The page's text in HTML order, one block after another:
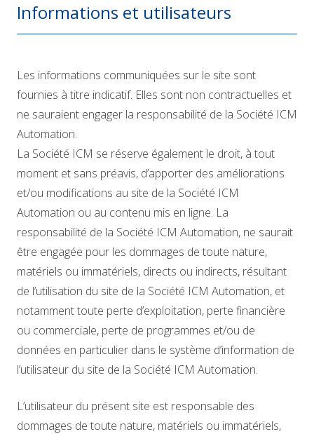
Informations et utilisateurs
Les informations communiquées sur le site sont
fournies à titre indicatif. Elles sont non contractuelles et
ne sauraient engager la responsabilité de la Société ICM
Automation.
La Société ICM se réserve également le droit, à tout
moment et sans préavis, d’apporter des améliorations
et/ou modifications au site de la Société ICM
Automation ou au contenu mis en ligne. La
responsabilité de la Société ICM Automation, ne saurait
être engagée pour les dommages de toute nature,
matériels ou immatériels, directs ou indirects, résultant
de l’utilisation du site de la Société ICM Automation, et
notamment toute perte d’exploitation, perte financière
ou commerciale, perte de programmes et/ou de
données en particulier dans le système d’information de
l’utilisateur du site de la Société ICM Automation.
L’utilisateur du présent site est responsable des
dommages de toute nature, matériels ou immatériels,